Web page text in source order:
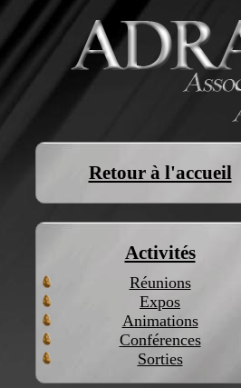
Retour à l'accueil
Activités
Réunions
Expos
Animations
Conférences
Sorties